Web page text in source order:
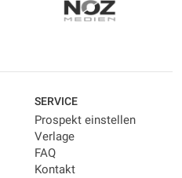
SERVICE
Prospekt einstellen
Verlage
FAQ
Kontakt